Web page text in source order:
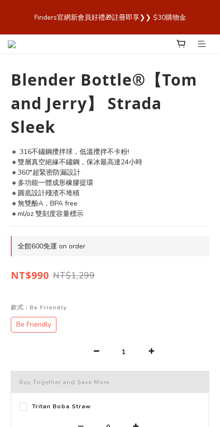
商城，購買最安心！】
Finders官網新會員好禮🎁註冊即享❯❯ $30購物金
歡迎來到 Finders🎉【Blender Bottle x Owala 台灣官方代理直營
Blender Bottle®【Tom
and Jerry】 Strada
Sleek
🔸 316不鏽鋼攪拌球，低溫攪拌不卡粉!
🔸雙層真空絕緣不鏽鋼，保冰最高達24小時
🔸360°超緊密防漏設計
🔸多功能一體成形橡膠提環
🔸圓底設計殘渣不堆積
🔸無雙酚A，BPA free
🔸ml/oz 雙刻度容量標示
全館600免運 on order
NT$990 NT$1,299
款式 : Be Friendly
Be Friendly
Buy Together and Save More
Tritan Boba Straw